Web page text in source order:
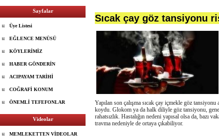
Sayfalar
Üye Listesi
EĞLENCE MENÜSÜ
KÖYLERİMİZ
HABER GÖNDERİN
ACIPAYAM TARİHİ
COĞRAFİ KONUM
ÖNEMLİ TEFEFONLAR
Videolar
MEMLEKETTEN VİDEOLAR
Sıcak çay göz tansiyonu
Yapılan son çalışma sıcak çay içmekle göz
koydu. Glokom ya da halk diliyle göz tansiyonu,
rahatsızlık. Hastalığın nedeni yapısal olsa da, bazı
travma nedeniyle de ortaya çıkabiliyor.